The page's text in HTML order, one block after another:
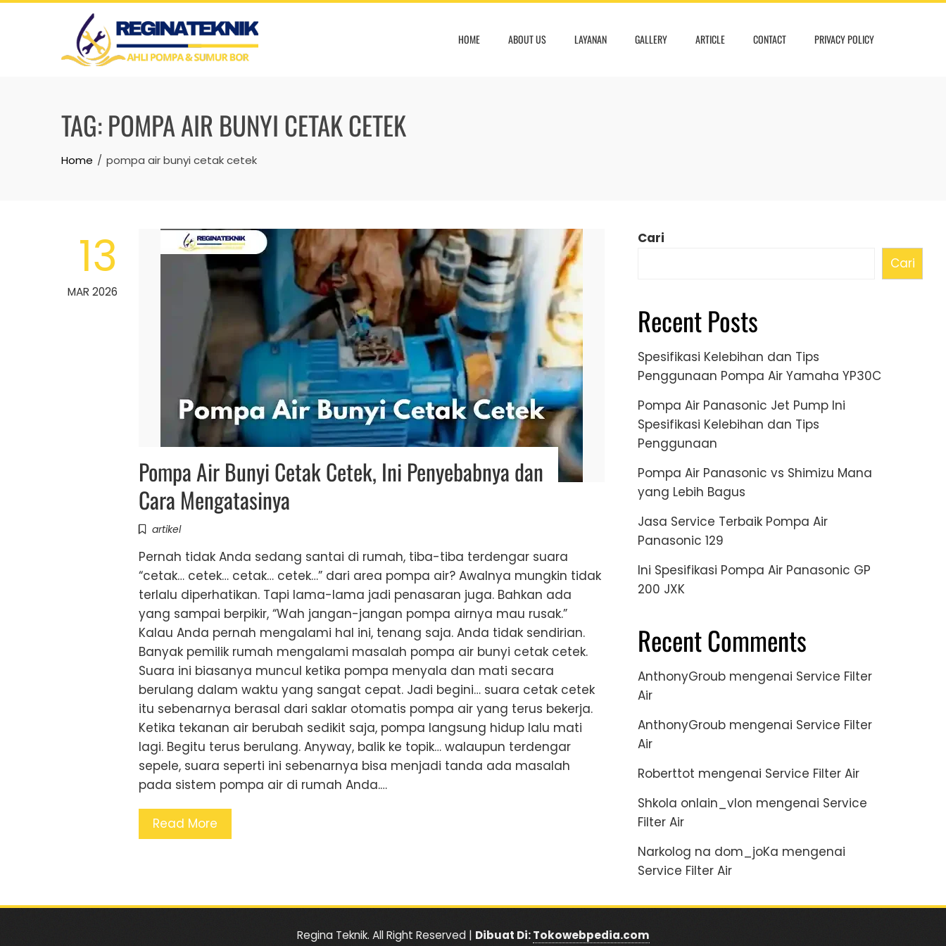
Skip
HOME ABOUT US LAYANAN GALLERY ARTICLE CONTACT PRIVACY POLICY
TAG:POMPA AIR BUNYI CETAK CETEK
Home pompa air bunyi cetak cetek
13
MAR 2026
Pompa Air Bunyi Cetak Cetek, Ini Penyebabnya dan
Cara Mengatasinya
artikel
Pernah tidak Anda sedang santai di rumah, tiba-tiba terdengar suara
“cetak… cetek… cetak… cetek…” dari area pompa air? Awalnya mungkin tidak
terlalu diperhatikan. Tapi lama-lama jadi penasaran juga. Bahkan ada
yang sampai berpikir, “Wah jangan-jangan pompa airnya mau rusak.”
Kalau Anda pernah mengalami hal ini, tenang saja. Anda tidak sendirian.
Banyak pemilik rumah mengalami masalah pompa air bunyi cetak cetek.
Suara ini biasanya muncul ketika pompa menyala dan mati secara
berulang dalam waktu yang sangat cepat. Jadi begini… suara cetak cetek
itu sebenarnya berasal dari saklar otomatis pompa air yang terus bekerja.
Ketika tekanan air berubah sedikit saja, pompa langsung hidup lalu mati
lagi. Begitu terus berulang. Anyway, balik ke topik… walaupun terdengar
sepele, suara seperti ini sebenarnya bisa menjadi tanda ada masalah
pada sistem pompa air di rumah Anda.…
Read More
Cari
Cari
Recent Posts
Spesifikasi Kelebihan dan Tips
Penggunaan Pompa Air Yamaha YP30C
Pompa Air Panasonic Jet Pump Ini
Spesifikasi Kelebihan dan Tips
Penggunaan
Pompa Air Panasonic vs Shimizu Mana
yang Lebih Bagus
Jasa Service Terbaik Pompa Air
Panasonic 129
Ini Spesifikasi Pompa Air Panasonic GP
200 JXK
Recent Comments
AnthonyGroub mengenai Service Filter
Air
AnthonyGroub mengenai Service Filter
Air
Roberttot mengenai Service Filter Air
Shkola onlain_vlon mengenai Service
Filter Air
Narkolog na dom_joKa mengenai
Service Filter Air
Regina Teknik. All Right Reserved | Dibuat Di:Tokowebpedia.com